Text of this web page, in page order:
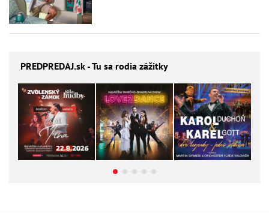
PREDPREDAJ.sk - Tu sa rodia zážitky